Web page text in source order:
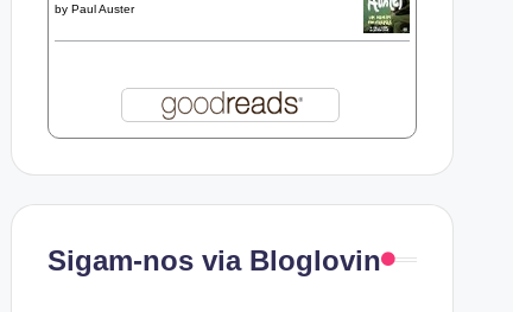
by Paul Auster
Sigam-nos via Bloglovin